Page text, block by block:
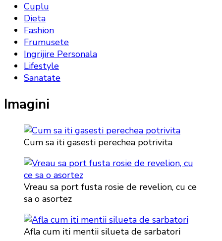
Cuplu
Dieta
Fashion
Frumusete
Ingrijire Personala
Lifestyle
Sanatate
Imagini
Cum sa iti gasesti perechea potrivita
Vreau sa port fusta rosie de revelion, cu ce
sa o asortez
Afla cum iti mentii silueta de sarbatori